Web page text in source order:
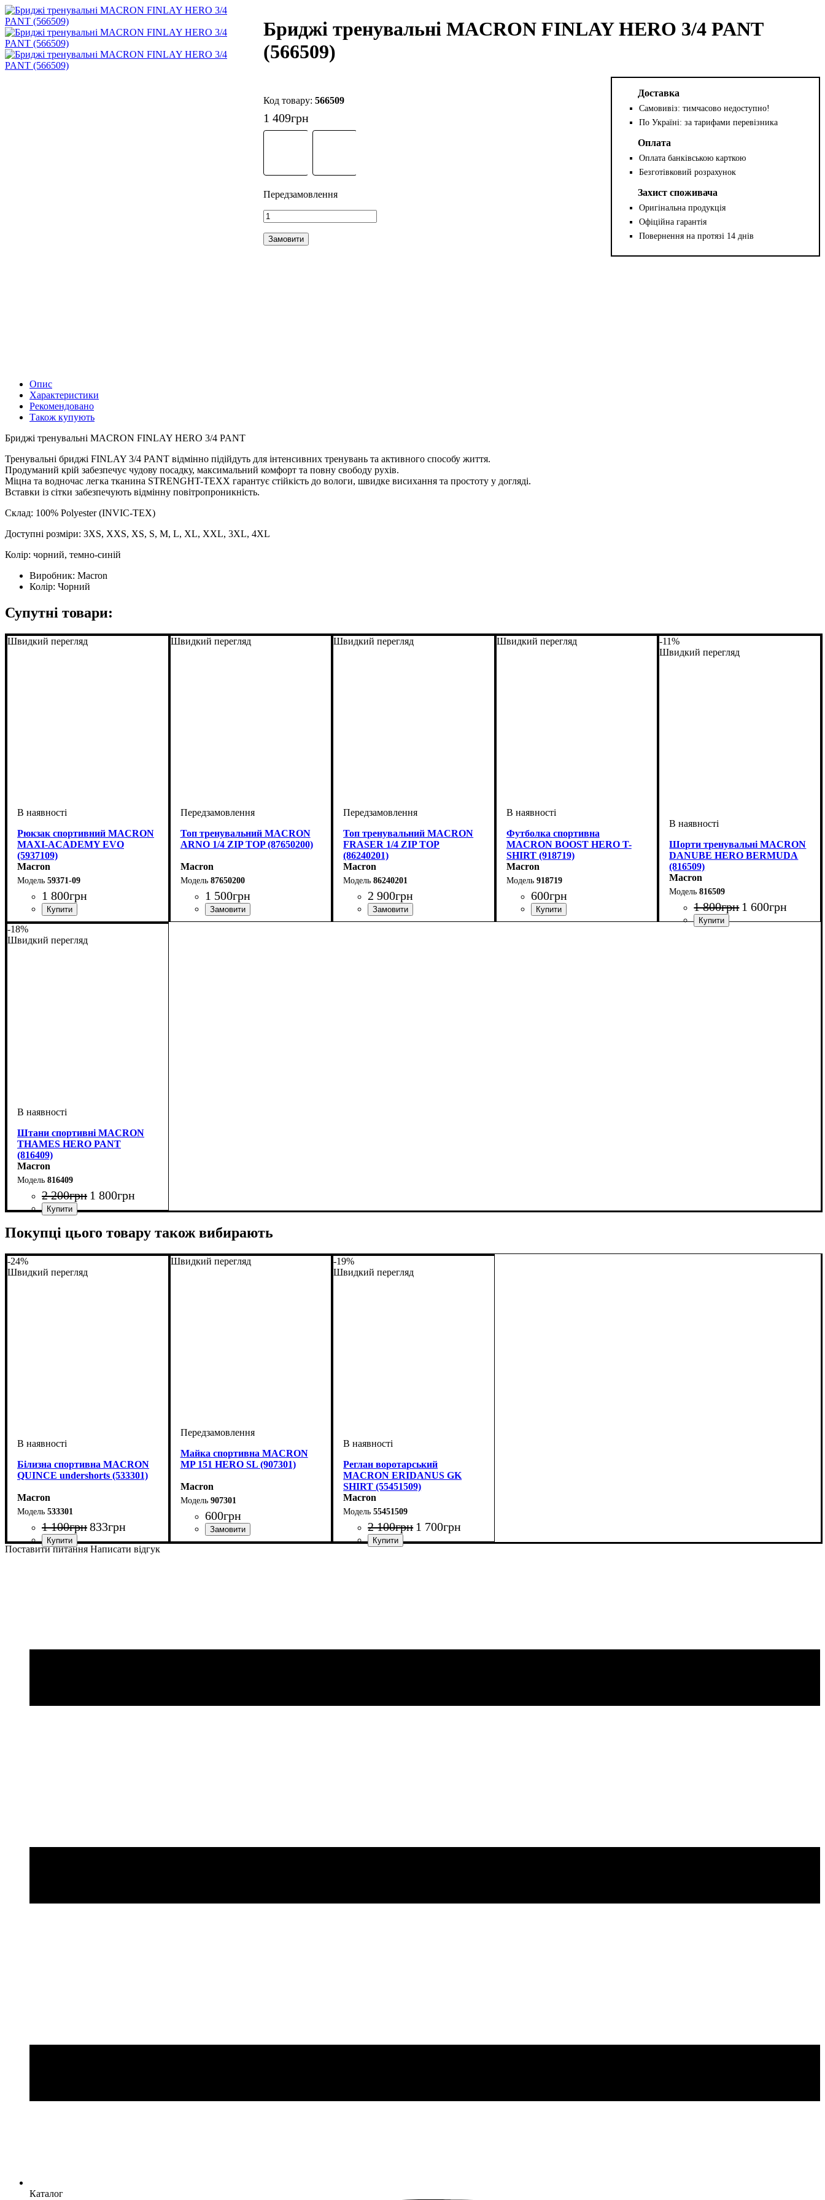
Бриджі тренувальні MACRON FINLAY HERO 3/4 PANT
(566509)
566509
1 409грн
Замовити
Доставка
Самовивіз: тимчасово недоступно!
По Україні: за тарифами перевізника
Оплата
Оплата банківською карткою
Безготівковий розрахунок
Захист споживача
Оригінальна продукція
Офіційна гарантія
Повернення на протязі 14 днів
Опис
Характеристики
Рекомендовано
Також купують
Бриджі тренувальні MACRON FINLAY HERO 3/4 PANT
Тренувальні бриджі FINLAY 3/4 PANT відмінно підійдуть для інтенсивних тренувань та активного способу життя.
Продуманий крій забезпечує чудову посадку, максимальний комфорт та повну свободу рухів.
Міцна та водночас легка тканина STRENGHT-TEXX гарантує стійкість до вологи, швидке висихання та простоту у догляді.
Вставки із сітки забезпечують відмінну повітропроникність.
Склад: 100% Polyester (INVIC-TEX)
Доступні розміри: 3XS, XXS, XS, S, M, L, XL, XXL, 3XL, 4XL
Колір: чорний, темно-синій
Виробник: Macron
Колір: Чорний
Супутні товари:
Швидкий перегляд
Рюкзак спортивний MACRON
MAXI-ACADEMY EVO
(5937109)
Macron
59371-09
1 800грн
Стать: Унісекс
Виробник: Macron
Колір: Чорний
Швидкий перегляд
Топ тренувальний MACRON
ARNO 1/4 ZIP TOP (87650200)
Macron
87650200
1 500грн
Виробник: Macron
Колір: Червоний
Швидкий перегляд
Топ тренувальний MACRON
FRASER 1/4 ZIP TOP
(86240201)
Macron
86240201
2 900грн
Виробник: Macron
Колір: Червоний
Швидкий перегляд
Футболка спортивна
MACRON BOOST HERO T-
SHIRT (918719)
Macron
918719
600грн
Стать: Дитяче, Унісекс, Чоловічий
Виробник: Macron
Колір: Сірий
-11%
Швидкий перегляд
Шорти тренувальні MACRON
DANUBE HERO BERMUDA
(816509)
Macron
816509
1 800грн 1 600грн
-18%
Швидкий перегляд
Штани спортивні MACRON
THAMES HERO PANT
(816409)
Macron
816409
2 200грн 1 800грн
Покупці цього товару також вибирають
-24%
Швидкий перегляд
Білизна спортивна MACRON
QUINCE undershorts (533301)
Macron
533301
1 100грн833грн
Стать: Дитяче, Унісекс, Чоловічий
Виробник: Macron
Колір: Білий
Швидкий перегляд
Майка спортивна MACRON
MP 151 HERO SL (907301)
Macron
907301
600грн
Стать: Дитяче, Унісекс, Чоловічий
Виробник: Macron
Колір: Білий
-19%
Швидкий перегляд
Реглан воротарський
MACRON ERIDANUS GK
SHIRT (55451509)
Macron
55451509
2 100грн 1 700грн
Поставити питання Написати відгук
Каталог